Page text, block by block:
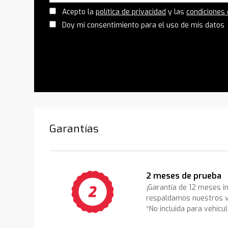
Acepto lapolítica de privacidad y lascondiciones
Doy mi consentimiento para el uso de mis datos
Garantías
2 meses de prueba
¡Garantía de 12 meses
respaldamos nuestros
*No incluida para